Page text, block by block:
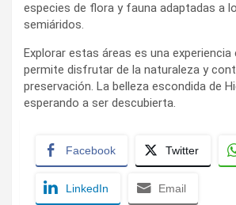
especies de flora y fauna adaptadas a
semiáridos.
Explorar estas áreas es una experiencia
permite disfrutar de la naturaleza y
preservación. La belleza escondida de
esperando a ser descubierta.
Facebook Twitter
LinkedIn Email